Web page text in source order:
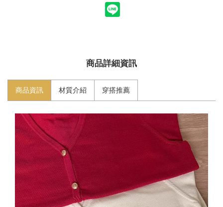
商品詳細資訊
商品資訊 材質介紹 穿搭推薦